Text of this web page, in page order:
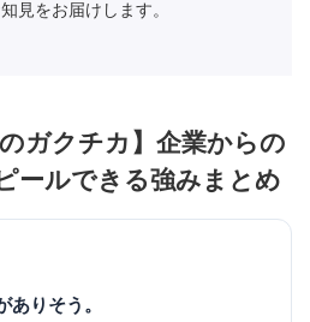
見をお届けします。
ガクチカ】企業からの
ールできる強みまとめ
りそう。